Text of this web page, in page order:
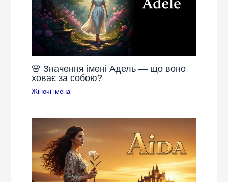
🌸 Значення імені Адель — що воно
ховає за собою?
Жіночі імена